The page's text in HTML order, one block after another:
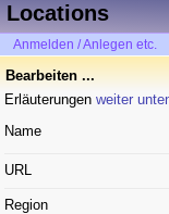
Locations
Anmelden / Anlegen etc.
Bearbeiten ...
Erläuterungen weiter
Name
URL
Region